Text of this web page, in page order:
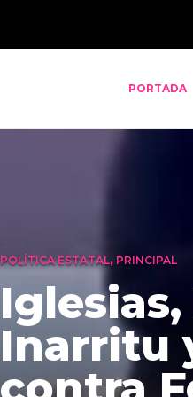
PORTADA
POLÍTICA ESTATAL, PRINCIPAL
Inarritu